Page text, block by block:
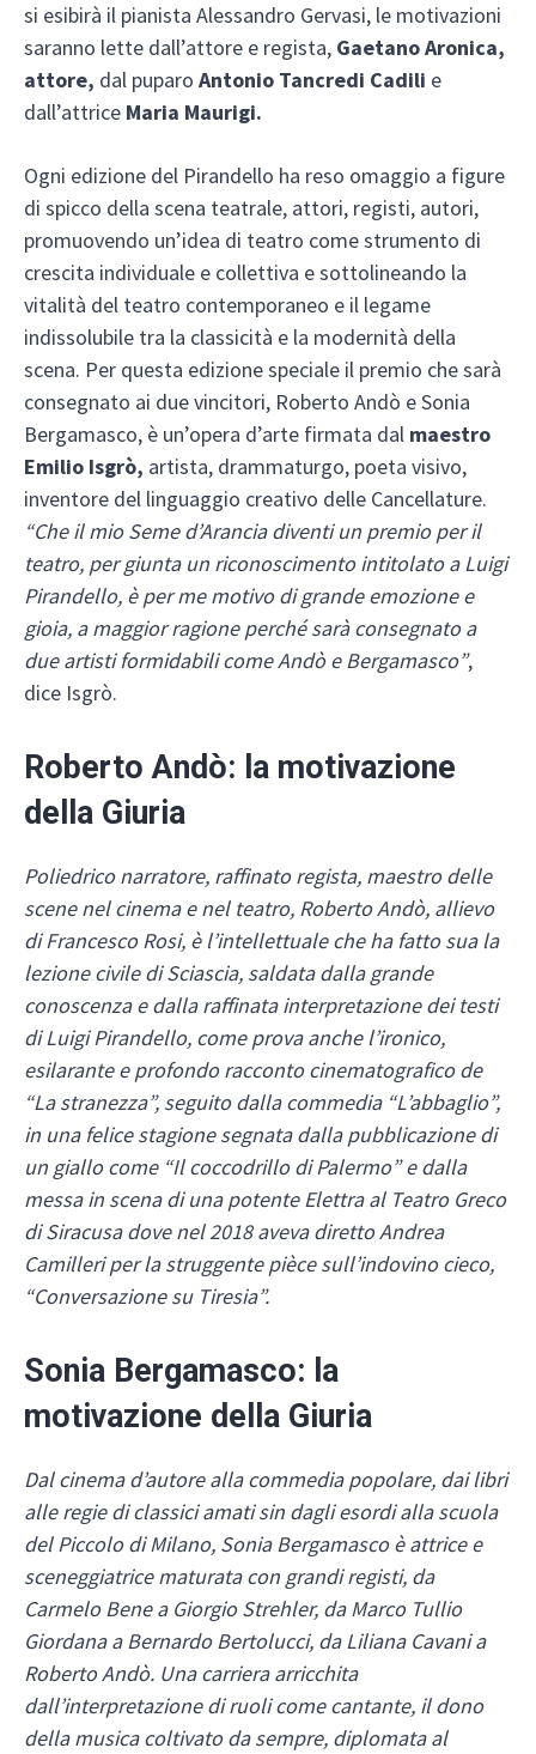
si esibirà il pianista Alessandro Gervasi, le motivazioni
saranno lette dall’attore e regista, Gaetano Aronica,
attore, dal puparo Antonio Tancredi Cadili e
dall’attrice Maria Maurigi.
Ogni edizione del Pirandello ha reso omaggio a figure
di spicco della scena teatrale, attori, registi, autori,
promuovendo un’idea di teatro come strumento di
crescita individuale e collettiva e sottolineando la
vitalità del teatro contemporaneo e il legame
indissolubile tra la classicità e la modernità della
scena. Per questa edizione speciale il premio che sarà
consegnato ai due vincitori, Roberto Andò e Sonia
Bergamasco, è un’opera d’arte firmata dal maestro
Emilio Isgrò, artista, drammaturgo, poeta visivo,
inventore del linguaggio creativo delle Cancellature.
“Che il mio Seme d’Arancia diventi un premio per il
teatro, per giunta un riconoscimento intitolato a Luigi
Pirandello, è per me motivo di grande emozione e
gioia, a maggior ragione perché sarà consegnato a
due artisti formidabili come Andò e Bergamasco”,
dice Isgrò.
Roberto Andò: la motivazione
della Giuria
Poliedrico narratore, raffinato regista, maestro delle
scene nel cinema e nel teatro, Roberto Andò, allievo
di Francesco Rosi, è l’intellettuale che ha fatto sua la
lezione civile di Sciascia, saldata dal­la grande
conoscenza e dalla raffinata interpretazione dei testi
di Luigi Pirandello, come prova anche l’ironico,
esilarante e profondo racconto cinematografico de
“La stranezza”, seguito dalla commedia “L’abbaglio”,
in una felice stagione segnata dalla pubblicazione di
un giallo come “Il coccodrillo di Palermo” e dalla
messa in scena di una potente Elettra al Teatro Greco
di Siracusa dove nel 2018 aveva diretto Andrea
Camilleri per la struggente pièce sull’indovino cieco,
“Con­versazione su Tiresia”.
Sonia Bergamasco: la
motivazione della Giuria
Dal cinema d’autore alla commedia popolare, dai libri
alle regie di classici amati sin dagli esordi alla scuola
del Piccolo di Milano, Sonia Bergamasco è attrice e
sceneggiatrice maturata con grandi registi, da
Carmelo Bene a Giorgio Strehler, da Marco Tullio
Giordana a Bernardo Bertolucci, da Liliana Cavani a
Roberto Andò. Una carriera arricchita
dall’interpretazione di ruoli come cantante, il dono
della musica coltivato da sempre, diplomata al